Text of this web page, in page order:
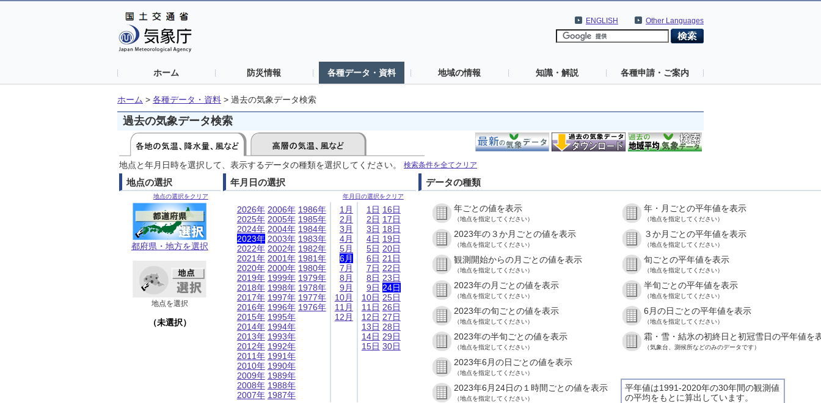
Other Languages
ENGLISH
ホーム 防災情報 各種データ・資料 地域の情報 知識・解説 各種申請・ご案内
ホーム > 各種データ・資料 > 過去の気象データ検索
過去の気象データ検索
地点と年月日時を選択して、表示するデータの種類を選択してください。 検索条件を全てクリア
地点の選択
地点の選択をクリア
都府県・地方を選択
地点を選択
（未選択）
年月日の選択
年月日の選択をクリア
2026年
2025年
2024年
2023年
2022年
2021年
2020年
2019年
2018年
2017年
2016年
2015年
2014年
2013年
2012年
2011年
2010年
2009年
2008年
2007年
2006年
2005年
2004年
2003年
2002年
2001年
2000年
1999年
1998年
1997年
1996年
1995年
1994年
1993年
1992年
1991年
1990年
1989年
1988年
1987年
1986年
1985年
1984年
1983年
1982年
1981年
1980年
1979年
1978年
1977年
1976年
1月
2月
3月
4月
5月
6月
7月
8月
9月
10月
11月
12月
1日
2日
3日
4日
5日
6日
7日
8日
9日
10日
11日
12日
13日
14日
15日
16日
17日
18日
19日
20日
21日
22日
23日
24日
25日
26日
27日
28日
29日
30日
データの種類
年ごとの値を表示
（地点を指定してください）
年・月ごとの平年値を表示
（地点を指定してください）
2023年の３か月ごとの値を表示
（地点を指定してください）
３か月ごとの平年値を表示
（地点を指定してください）
観測開始からの月ごとの値を表示
（地点を指定してください）
旬ごとの平年値を表示
（地点を指定してください）
2023年の月ごとの値を表示
（地点を指定してください）
半旬ごとの平年値を表示
（地点を指定してください）
2023年の旬ごとの値を表示
（地点を指定してください）
6月の日ごとの平年値を表示
（地点を指定してください）
2023年の半旬ごとの値を表示
（地点を指定してください）
霜・雪・結氷の初終日と初冠雪日の平年値を
（気象台、測候所などのみのデータです）
2023年6月の日ごとの値を表示
（地点を指定してください）
平年値は1991-2020年の30年間の観測値
の平均をもとに算出しています。
2023年6月24日の１時間ごとの値を表示
（地点を指定してください）